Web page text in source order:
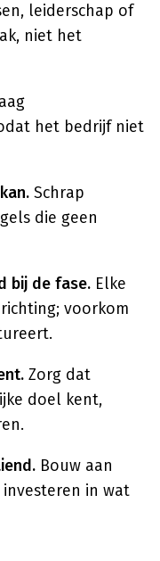
leiderschap of
niet het
het bedrijf niet
Schrap
die geen
bij de fase. Elke
voorkom
Zorg dat
doel kent,
Bouw aan
in wat